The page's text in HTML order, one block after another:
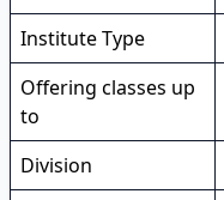
Institute Type
Offering classes up
to
Division